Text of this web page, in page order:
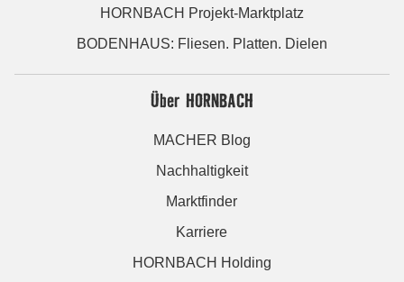
HORNBACH Projekt-Marktplatz
BODENHAUS: Fliesen. Platten. Dielen
Über HORNBACH
MACHER Blog
Nachhaltigkeit
Marktfinder
Karriere
HORNBACH Holding